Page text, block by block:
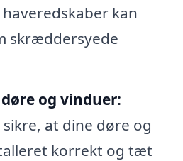
kan
skræddersyede
og vinduer:
at dine døre og
korrekt og tæt